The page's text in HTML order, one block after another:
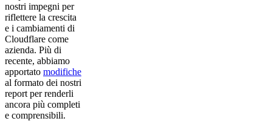
nostri impegni per
riflettere la crescita
e i cambiamenti di
Cloudflare come
azienda. Più di
recente, abbiamo
apportato modifiche
al formato dei nostri
report per renderli
ancora più completi
e comprensibili.